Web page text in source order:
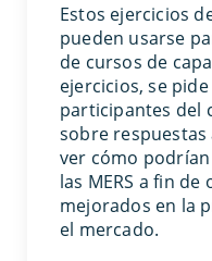
Estos ejercicios
pueden usarse
de cursos de
ejercicios, se
participantes del
sobre respuestas
ver cómo
las MERS a fin
mejorados en la
el mercado.